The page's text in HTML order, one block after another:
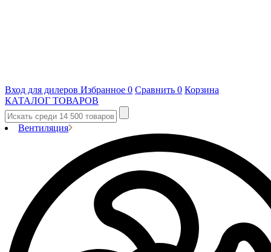
Вход для дилеров Избранное 0 Сравнить 0 Корзина
КАТАЛОГ ТОВАРОВ
Вентиляция